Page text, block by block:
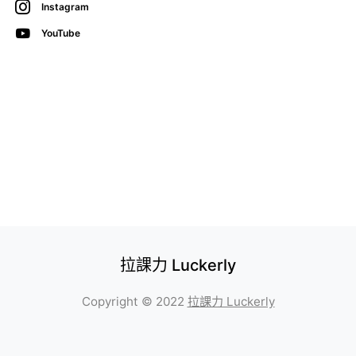
Instagram
YouTube
拉課力 Luckerly
Copyright © 2022 拉課力 Luckerly